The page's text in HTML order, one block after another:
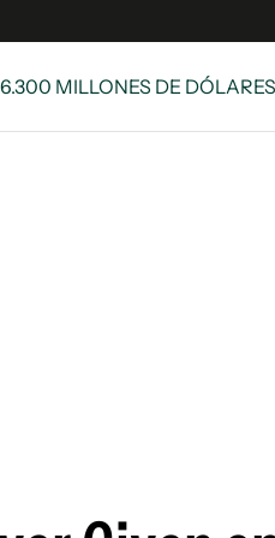
MILLONES DE DÓLARES